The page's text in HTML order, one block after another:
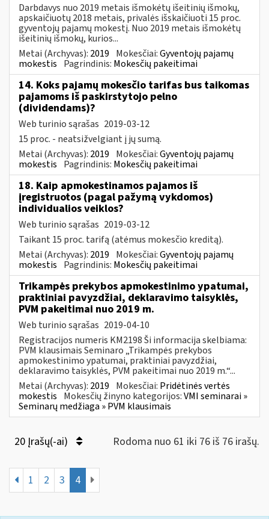
Darbdavys nuo 2019 metais išmokėtų išeitinių išmokų,
apskaičiuotų 2018 metais, privalės išskaičiuoti 15 proc.
gyventojų pajamų mokestį. Nuo 2019 metais išmokėtų
išeitinių išmokų, kurios...
Metai (Archyvas): 2019 Mokesčiai:Gyventojų pajamų
mokestis Pagrindinis: Mokesčių pakeitimai
14. Koks pajamų mokesčio tarifas bus taikomas
pajamoms iš paskirstytojo pelno
(dividendams)?
Web turinio sąrašas 2019-03-12
15 proc. - neatsižvelgiant į jų sumą.
Metai (Archyvas): 2019 Mokesčiai:Gyventojų pajamų
mokestis Pagrindinis: Mokesčių pakeitimai
18. Kaip apmokestinamos pajamos iš
įregistruotos (pagal pažymą vykdomos)
individualios veiklos?
Web turinio sąrašas 2019-03-12
Taikant 15 proc. tarifą (atėmus mokesčio kreditą).
Metai (Archyvas): 2019 Mokesčiai:Gyventojų pajamų
mokestis Pagrindinis: Mokesčių pakeitimai
Trikampės prekybos apmokestinimo ypatumai,
praktiniai pavyzdžiai, deklaravimo taisyklės,
PVM pakeitimai nuo 2019 m.
Web turinio sąrašas 2019-04-10
Registracijos numeris KM2198 Ši informacija skelbiama:
PVM klausimais Seminaro „Trikampės prekybos
apmokestinimo ypatumai, praktiniai pavyzdžiai,
deklaravimo taisyklės, PVM pakeitimai nuo 2019 m.“...
Metai (Archyvas): 2019 Mokesčiai: Pridėtinės vertės
mokestis Mokesčių žinyno kategorijos:VMI seminarai »
Seminarų medžiaga » PVM klausimais
20 Įrašų(-ai) Rodoma nuo 61 iki 76 iš 76 irašų.
1 2 3 4